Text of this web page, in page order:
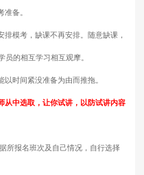
备。
模考，缺课不再安排。随意缺课，
员的相互学习相互观摩。
时间紧没准备为由而推拖。
从中选取，让你试讲，以防试讲内容
报名班次及自己情况，自行选择